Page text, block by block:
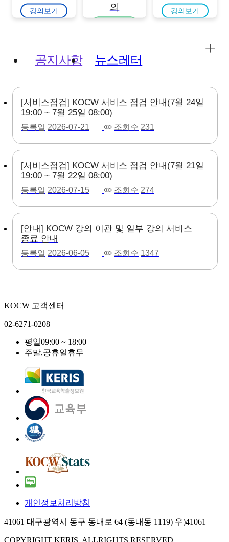
강의보기
의
강의보기
공지사항 뉴스레터
[서비스점검] KOCW 서비스 점검 안내(7월 24일
19:00 ~ 7월 25일 08:00)
등록일 2026-07-21 조회수 231
[서비스점검] KOCW 서비스 점검 안내(7월 21일
19:00 ~ 7월 22일 08:00)
등록일 2026-07-15 조회수 274
[안내] KOCW 강의 이관 및 일부 강의 서비스
종료 안내
등록일 2026-06-05 조회수 1347
KOCW 고객센터
02-6271-0208
평일09:00 ~ 18:00
주말,공휴일휴무
개인정보처리방침
41061 대구광역시 동구 동내로 64 (동내동 1119) 우)41061
COPYRIGHT KERIS. ALLRIGHTS RESERVED